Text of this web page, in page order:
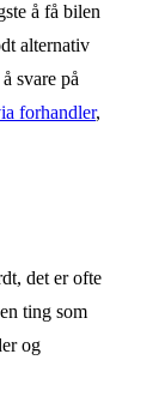
å få bilen
alternativ
svare på
forhandler,
det er ofte
ting som
og